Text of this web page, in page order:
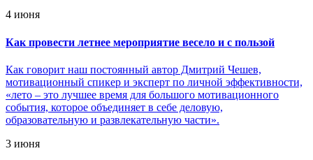
4 июня
Как провести летнее мероприятие весело и с пользой
Как говорит наш постоянный автор Дмитрий Чешев,
мотивационный спикер и эксперт по личной эффективности,
«лето – это лучшее время для большого мотивационного
события, которое объединяет в себе деловую,
образовательную и развлекательную части».
3 июня